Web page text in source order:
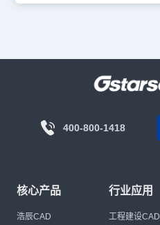
400-800-1418
核心产品
浩辰CAD
行业应用
工程建设CAD